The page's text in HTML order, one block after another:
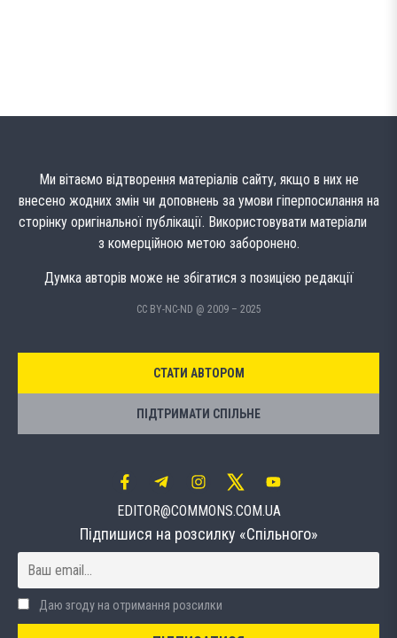
Ми вітаємо відтворення матеріалів сайту, якщо в них не
внесено жодних змін чи доповнень за умови гіперпосилання на
сторінку оригінальної публікації. Використовувати матеріали
з комерційною метою заборонено.
Думка авторів може не збігатися з позицією редакції
CC BY-NC-ND @ 2009 – 2025
СТАТИ АВТОРОМ
ПІДТРИМАТИ СПІЛЬНЕ
EDITOR@COMMONS.COM.UA
Підпишися на розсилку «Спільного»
Даю згоду на отримання розсилки